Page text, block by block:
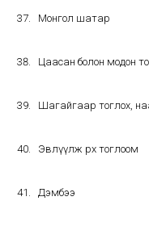
Монгол шатар
Цаасан болон модон
Шагайгаар тоглох,
Эвлүүлж өрөх тоглоом
Дэмбээ